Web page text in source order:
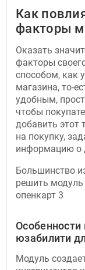
Как
факторы
Оказать
факторы
способом, как
магазина, то-
удобным,
чтобы
добавить этот
на покупку,
информацию о
Большинство
решить
опенкарт 3
юзабилити
Модуль